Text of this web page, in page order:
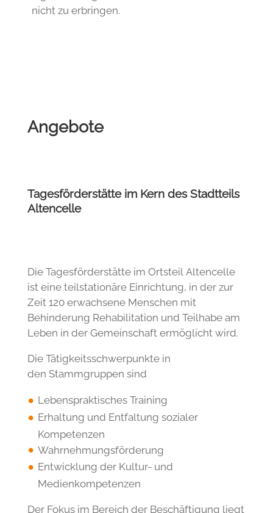
Nach § 55 SGB IX in Verbindung mit § 53, 54
SGB XII stehen jedem Menschen mit
Tagesförderstätte. Finanzielle
Eigenleistungen sind in den meisten Fällen
Angebote
Tagesförderstätte im Kern des Stadtteils
Die Tagesförderstätte im Ortsteil Altencelle
ist eine teilstationäre Einrichtung, in der zur
Zeit 120 erwachsene Menschen mit
Behinderung Rehabilitation und Teilhabe am
Leben in der Gemeinschaft ermöglicht wird.